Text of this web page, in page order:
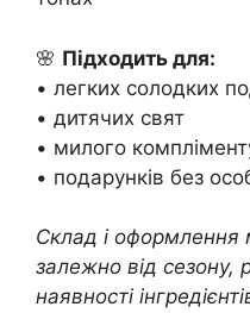
🌸 Підходить для:
• легких солодких
• дитячих свят
• милого
• подарунків без
Склад і оформлення
залежно від сезону,
наявності